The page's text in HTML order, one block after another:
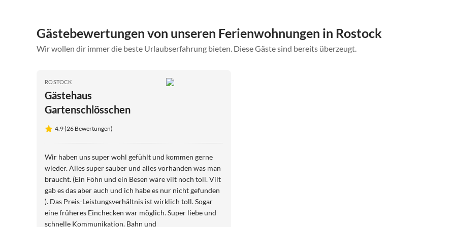
Gästebewertungen von unseren Ferienwohnungen in Rostock
Wir wollen dir immer die beste Urlaubserfahrung bieten. Diese Gäste sind bereits überzeugt.
ROSTOCK
Gästehaus
Gartenschlösschen
4.9 (26 Bewertungen)
Wir haben uns super wohl gefühlt und kommen gerne
wieder. Alles super sauber und alles vorhanden was man
braucht. (Ein Föhn und ein Besen wäre vilt noch toll. Vilt
gab es das aber auch und ich habe es nur nicht gefunden
). Das Preis-Leistungsverhältnis ist wirklich toll. Sogar
eine früheres Einchecken war möglich. Super liebe und
schnelle Kommunikation. Bahn und